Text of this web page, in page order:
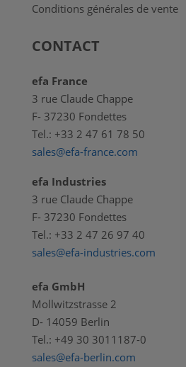
Conditions générales de vente
CONTACT
efa France
3 rue Claude Chappe
F- 37230 Fondettes
Tel.: +33 2 47 61 78 50
sales@efa-france.com
efa Industries
3 rue Claude Chappe
F- 37230 Fondettes
Tel.: +33 2 47 26 97 40
sales@efa-industries.com
efa GmbH
Mollwitzstrasse 2
D- 14059 Berlin
Tel.: +49 30 3011187-0
sales@efa-berlin.com